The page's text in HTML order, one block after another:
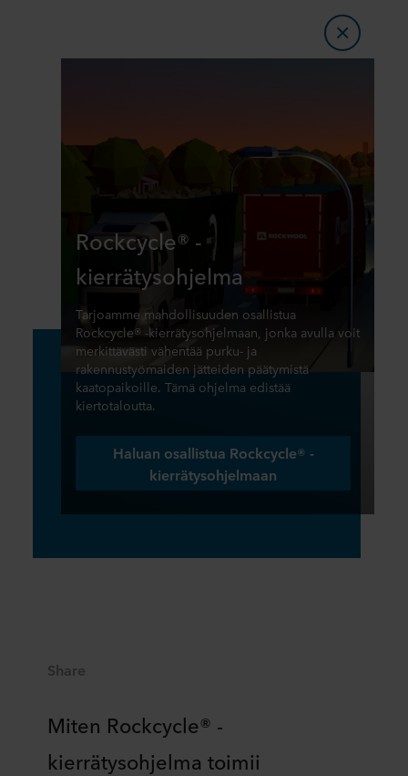
Rockcycle® -
kierrätysohjelma
Tarjoamme mahdollisuuden osallistua
Rockcycle® -kierrätysohjelmaan, jonka avulla voit
merkittävästi vähentää purku- ja
rakennustyömaiden jätteiden päätymistä
kaatopaikoille. Tämä ohjelma edistää
kiertotaloutta.
Haluan osallistua Rockcycle® -
kierrätysohjelmaan
Share
Miten Rockcycle® -
kierrätysohjelma toimii